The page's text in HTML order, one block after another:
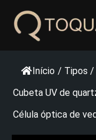
para
Início / Tipos /
Cubeta UV de
Célula óptica de